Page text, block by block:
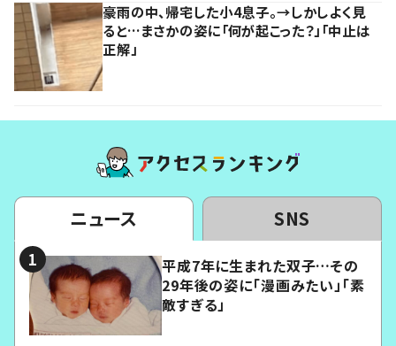
豪雨の中、帰宅した小4息子。→しかしよく見
ると…まさかの姿に「何が起こった？」「中止は
正解」
ニュース SNS
平成7年に生まれた双子…その
29年後の姿に「漫画みたい」「素
敵すぎる」